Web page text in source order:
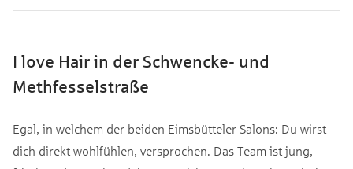
I love Hair in der Schwencke- und
Methfesselstraße
Egal, in welchem der beiden Eimsbütteler Salons: Du wirst
dich direkt wohlfühlen, versprochen. Das Team ist jung,